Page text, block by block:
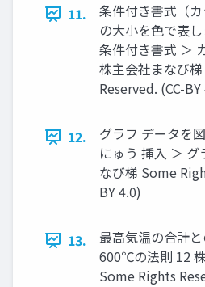
11.
条件付き書式（
の大小を色で表
条件付き書式 ＞
株主会社まなび
Reserved. (CC-BY
12.
グラフ データを
にゅう 挿入 ＞
なび梯 Some
BY 4.0)
13.
最高気温の合計
600℃の法則 12
Some Rights